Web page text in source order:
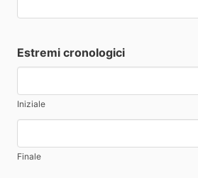
Estremi cronologici
Iniziale
Finale